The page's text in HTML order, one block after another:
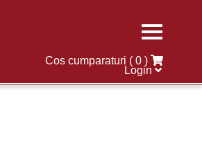
Login
Cos cumparaturi ( 0 )